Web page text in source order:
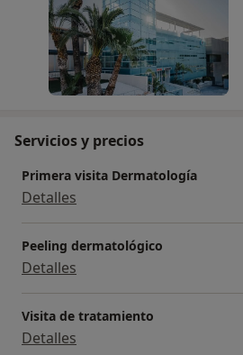
Servicios y precios
Primera visita Dermatología
Detalles
Peeling dermatológico
Detalles
Visita de tratamiento
Detalles